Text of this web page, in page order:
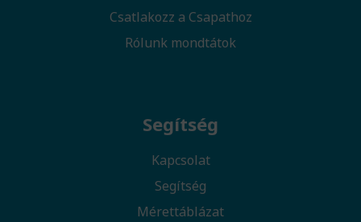
Csatlakozz a Csapathoz
Rólunk mondtátok
Segítség
Kapcsolat
Segítség
Mérettáblázat